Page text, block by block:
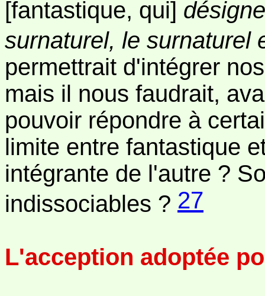
[fantastique, qui]
surnaturel, le surnaturel
permettrait d'intégrer
mais il nous faudrait,
pouvoir répondre à
limite entre fantastique
intégrante de l'autre ?
indissociables ? 27
L'acception adoptée